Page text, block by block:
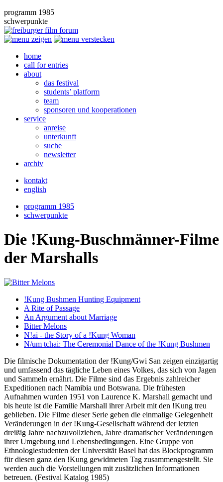
programm 1985
schwerpunkte
home
call for entries
about
das festival
students’ platform
team
sponsoren und kooperationen
service
anreise
unterkunft
suche
newsletter
archiv
kontakt
english
programm 1985
schwerpunkte
Die !Kung-Buschmänner-Filme
der Marshalls
!Kung Bushmen Hunting Equipment
A Rite of Passage
An Argument about Marriage
Bitter Melons
N!ai - the Story of a !Kung Woman
N/um tchai: The Ceremonial Dance of the !Kung Bushmen
Die filmische Dokumentation der !Kung/Gwi San zeigen einzigartig
und umfassend das tägliche Leben eines Volkes, das sich von Jagen
und Sammeln ernährt. Die Filme sind das Ergebnis zahlreicher
Expeditionen nach Namibia und Botswana. Die frühesten
Aufnahmen wurden 1951 von Laurence K. Marshall gemacht und
bis heute ist die Familie Marshall ihrer Arbeit mit den !Kung treu
geblieben. Die Filme dieser Serie geben die einmalige Gelegenheit
Veränderungen in der !Kung-Gesellschaft während der letzten
dreißig Jahre nachzuvollziehen, Jahre dramatischer Veränderungen
ihrer Umgebung und Lebensbedingungen. Eine Gruppe von
Ethnologiestudenten der Universität Basel hat das Blockprogramm
für diesen ganz den !Kung gewidmeten Tag zusammengestellt. Sie
werden auch die Vorstellungen mit zusätzlichen Informationen
betreuen. (Festival Katalog 1985)